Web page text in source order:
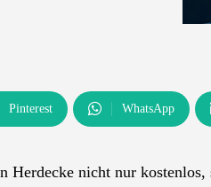
Pinterest WhatsApp
Herdecke nicht nur